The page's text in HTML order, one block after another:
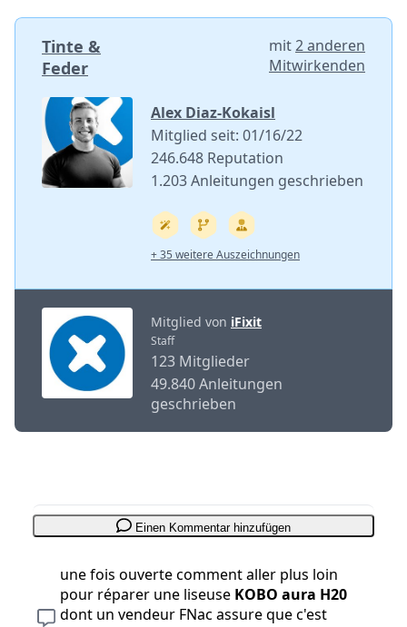
Tinte &
Feder
mit2 anderen
Mitwirkenden
Alex Diaz-Kokaisl
Mitglied seit: 01/16/22
246.648 Reputation
1.203 Anleitungen geschrieben
+ 35 weitere Auszeichnungen
Mitglied von iFixit
Staff
123 Mitglieder
49.840 Anleitungen
geschrieben
Einen Kommentar hinzufügen
une fois ouverte comment aller plus loin
pour réparer une liseuse KOBO aura H20
dont un vendeur FNac assure que c'est